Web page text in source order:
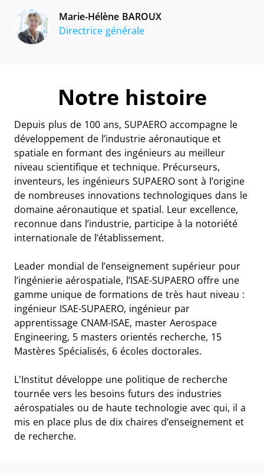
Marie-Hélène BAROUX
Directrice générale
Notre histoire
Depuis plus de 100 ans, SUPAERO accompagne le
développement de l’industrie aéronautique et
spatiale en formant des ingénieurs au meilleur
niveau scientifique et technique. Précurseurs,
inventeurs, les ingénieurs SUPAERO sont à l’origine
de nombreuses innovations technologiques dans le
domaine aéronautique et spatial. Leur excellence,
reconnue dans l’industrie, participe à la notoriété
internationale de l’établissement.
Leader mondial de l’enseignement supérieur pour
l’ingénierie aérospatiale, l’ISAE-SUPAERO offre une
gamme unique de formations de très haut niveau :
ingénieur ISAE-SUPAERO, ingénieur par
apprentissage CNAM-ISAE, master Aerospace
Engineering, 5 masters orientés recherche, 15
Mastères Spécialisés, 6 écoles doctorales.
L'Institut développe une politique de recherche
tournée vers les besoins futurs des industries
aérospatiales ou de haute technologie avec qui, il a
mis en place plus de dix chaires d’enseignement et
de recherche.